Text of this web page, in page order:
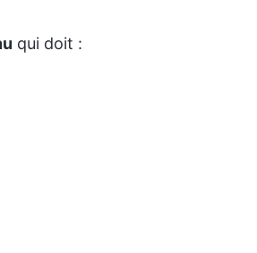
qui doit :